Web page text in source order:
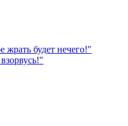
будет нечего!"